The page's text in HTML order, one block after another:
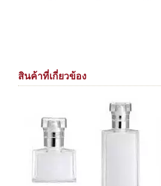
สินค้าที่เกี่ยวข้อง